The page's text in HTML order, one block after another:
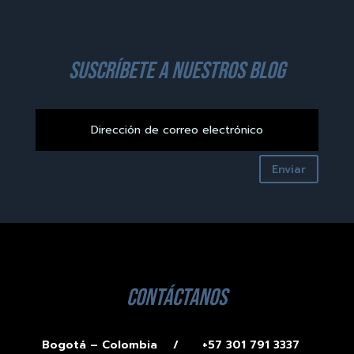
suscríbete a nuestros blog
Enviar
contáctanos
Bogotá – Colombia / +57 301 791 3337